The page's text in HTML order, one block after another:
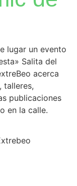
lugar un evento
Salita del
acerca
talleres,
publicaciones
en la calle.